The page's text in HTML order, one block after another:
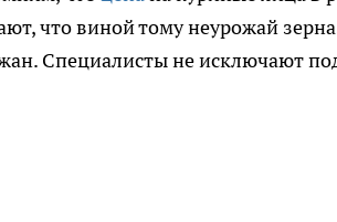
что виной тому неурожай
Специалисты не исключают